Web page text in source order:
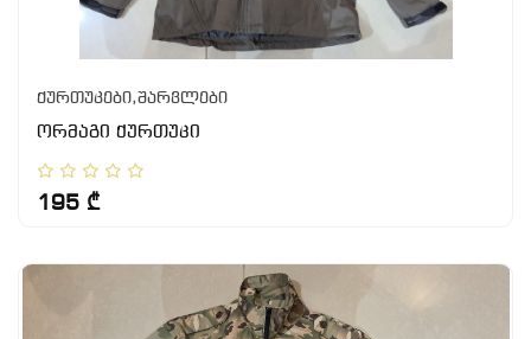
ქურთუკები,შარვლები
ორმაგი ქურთუკი
195 ₾